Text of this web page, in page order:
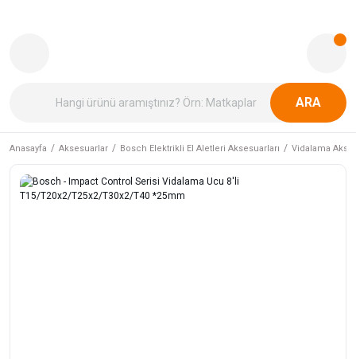
ARA
Anasayfa Aksesuarlar Bosch Elektrikli El Aletleri Aksesuarları Vidalama